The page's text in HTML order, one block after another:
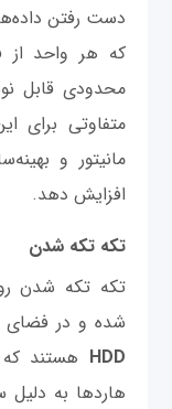
دست رفتن
که هر واحد از
محدودی قابل
متفاوتی برای
مانیتور و
افزایش دهد.
تکه تکه شدن
تکه تکه شدن
شده و در
HDD هستند
هاردها به